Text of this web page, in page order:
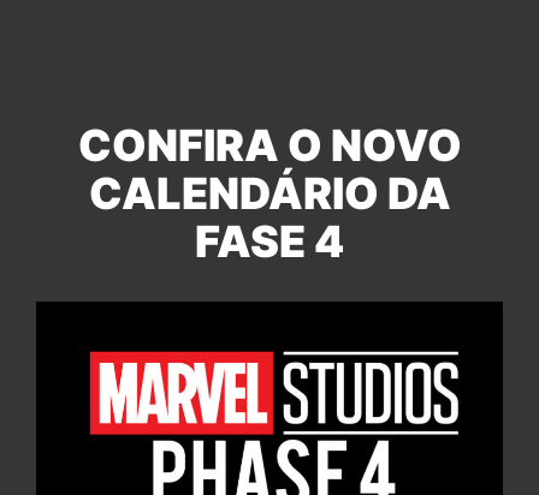
CONFIRA O NOVO
CALENDÁRIO DA
FASE 4